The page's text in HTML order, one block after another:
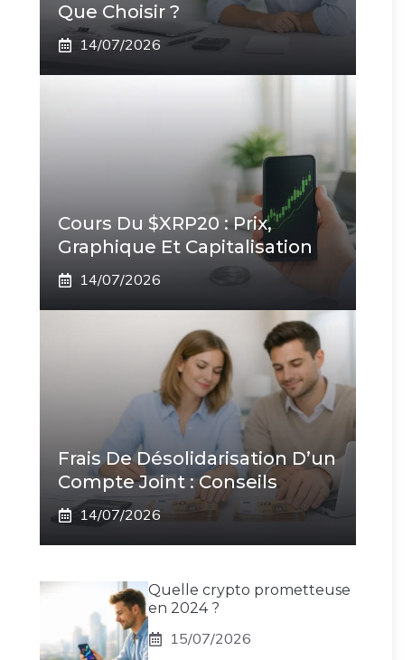
Que Choisir ?
14/07/2026
Cours Du $XRP20 : Prix,
Graphique Et Capitalisation
14/07/2026
Frais De Désolidarisation D’un
Compte Joint : Conseils
14/07/2026
Quelle crypto prometteuse
en 2024 ?
15/07/2026